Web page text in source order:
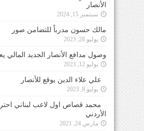
الأنصار
سبتمبر 15, 2024
مالك حسون مدرباً للتضامن صور
يوليو 28, 2023
وصول مدافع الأنصار الجديد المالي
يوليو 12, 2023
علي علاء الدين يوقع للأنصار
يوليو 8, 2023
محمد قصاص اول لاعب لبناني
الأردني
مارس 24, 2021